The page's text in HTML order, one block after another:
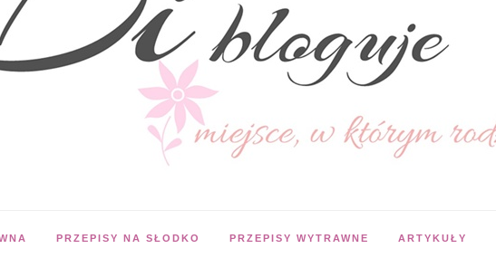
PRZEPISY NA SŁODKO PRZEPISY WYTRAWNE ARTYKUŁY